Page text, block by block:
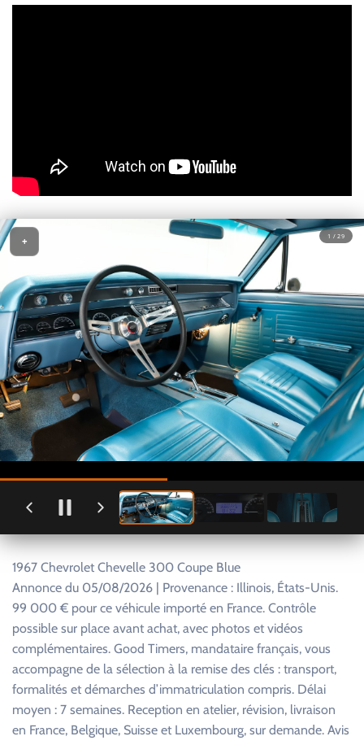
1 / 29
+
1967 Chevrolet Chevelle 300 Coupe Blue
Annonce du 05/08/2026 | Provenance : Illinois, États-Unis.
99 000 € pour ce véhicule importé en France. Contrôle
possible sur place avant achat, avec photos et vidéos
complémentaires. Good Timers, mandataire français, vous
accompagne de la sélection à la remise des clés : transport,
formalités et démarches d’immatriculation compris. Délai
moyen : 7 semaines. Reception en atelier, révision, livraison
en France, Belgique, Suisse et Luxembourg, sur demande. Avis